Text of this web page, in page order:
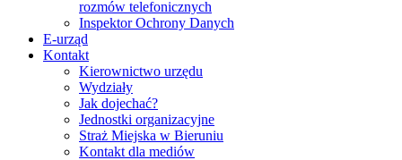
rozmów telefonicznych
Inspektor Ochrony Danych
E-urząd
Kontakt
Kierownictwo urzędu
Wydziały
Jak dojechać?
Jednostki organizacyjne
Straż Miejska w Bieruniu
Kontakt dla mediów